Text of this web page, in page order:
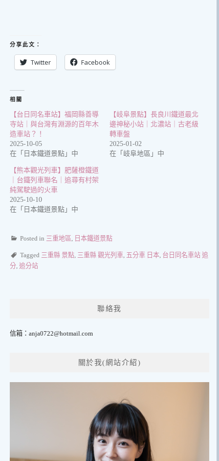
分享此文：
Twitter Facebook
相關
【台日同名車站】福岡縣善導
寺站｜與台灣有淵源的百年木
造車站？！
2025-10-05
在「日本鐵道景點」中
【岐阜景點】長良川鐵道最北
邊神秘小站｜北濃站｜古老級
轉車盤
2025-01-02
在「岐阜地區」中
【熊本觀光列車】肥薩橙鐵道
｜台鐵列車聯名｜追尋有村架
純駕駛過的火車
2025-10-10
在「日本鐵道景點」中
Posted in 三重地區 , 日本鐵道景點
Tagged 三重縣 景點, 三重縣 觀光列車, 五分車 日本, 台日同名車站 追
分, 追分站
聯絡我
信箱： anja0722@hotmail.com
關於我(網站介紹)